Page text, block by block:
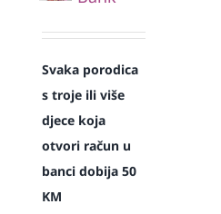
Svaka porodica
s troje ili više
djece koja
otvori račun u
banci dobija 50
KM